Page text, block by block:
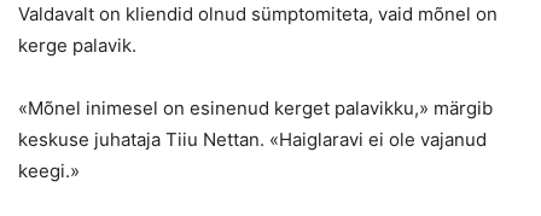
Valdavalt on kliendid olnud sümptomiteta, vaid mõnel on
kerge palavik.
«Mõnel inimesel on esinenud kerget palavikku,» märgib
keskuse juhataja Tiiu Nettan. «Haiglaravi ei ole vajanud
keegi.»